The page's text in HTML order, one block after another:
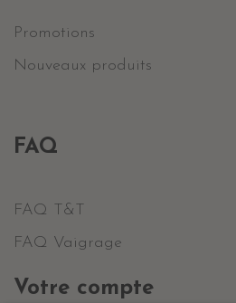
Promotions
Nouveaux produits
FAQ
FAQ T&T
FAQ Vaigrage
Votre compte